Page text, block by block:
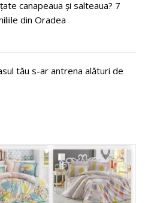
canapeaua și salteaua? 7
din Oradea
tău s-ar antrena alături de